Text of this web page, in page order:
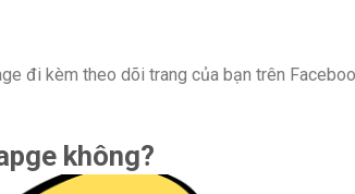
đi kèm theo dõi trang của bạn trên
không?